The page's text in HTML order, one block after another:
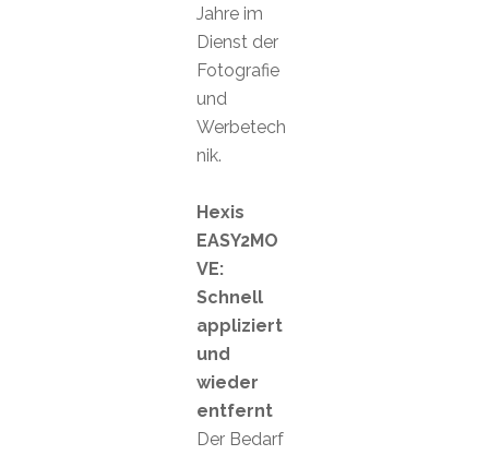
Jahre im
Dienst der
Fotografie
und
Werbetech
nik.
Hexis
EASY2MO
VE:
Schnell
appliziert
und
wieder
entfernt
Der Bedarf